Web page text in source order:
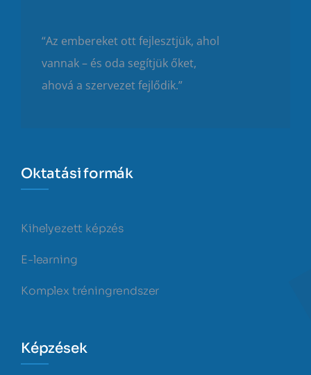
“Az embereket ott fejlesztjük, ahol
vannak – és oda segítjük őket,
ahová a szervezet fejlődik.”
Oktatási formák
Kihelyezett képzés
E-learning
Komplex tréningrendszer
Képzések